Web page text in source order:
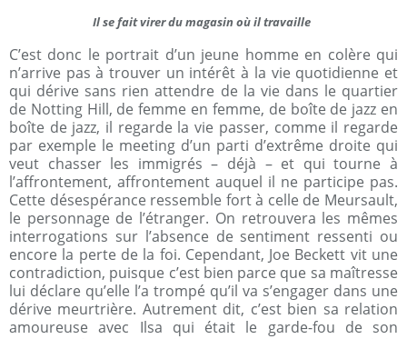
Il se fait virer du magasin où il travaille
C’est donc le portrait d’un jeune homme en colère qui
n’arrive pas à trouver un intérêt à la vie quotidienne et
qui dérive sans rien attendre de la vie dans le quartier
de Notting Hill, de femme en femme, de boîte de jazz en
boîte de jazz, il regarde la vie passer, comme il regarde
par exemple le meeting d’un parti d’extrême droite qui
veut chasser les immigrés – déjà – et qui tourne à
l’affrontement, affrontement auquel il ne participe pas.
Cette désespérance ressemble fort à celle de Meursault,
le personnage de l’étranger. On retrouvera les mêmes
interrogations sur l’absence de sentiment ressenti ou
encore la perte de la foi. Cependant, Joe Beckett vit une
contradiction, puisque c’est bien parce que sa maîtresse
lui déclare qu’elle l’a trompé qu’il va s’engager dans une
dérive meurtrière. Autrement dit, c’est bien sa relation
amoureuse avec Ilsa qui était le garde-fou de son